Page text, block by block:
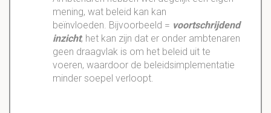
mening, wat beleid kan kan
beïnvloeden. Bijvoorbeeld = voortschrijdend
inzicht; het kan zijn dat er onder ambtenaren
geen draagvlak is om het beleid uit te
voeren, waardoor de beleidsimplementatie
minder soepel verloopt.